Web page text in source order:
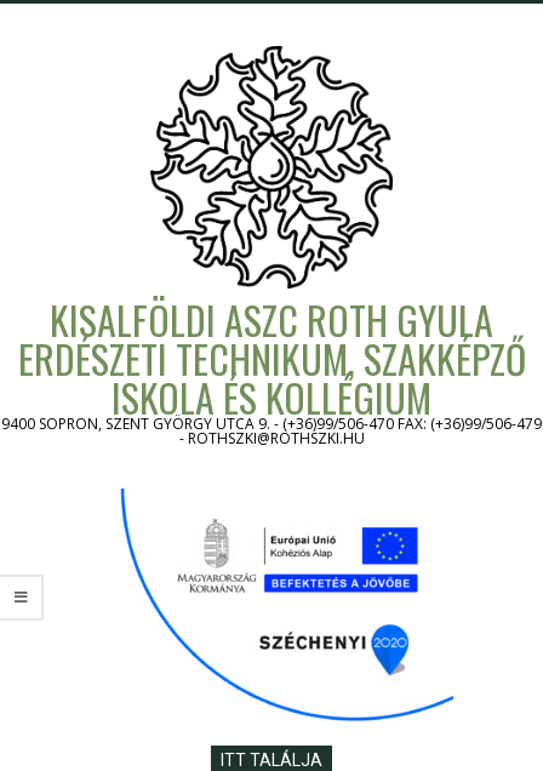
KISALFÖLDI ASZC ROTH GYULA
ERDÉSZETI TECHNIKUM, SZAKKÉPZŐ
ISKOLA ÉS KOLLÉGIUM
9400 SOPRON, SZENT GYÖRGY UTCA 9. - (+36)99/506-470 FAX: (+36)99/506-479
- ROTHSZKI@ROTHSZKI.HU
ITT TALÁLJA